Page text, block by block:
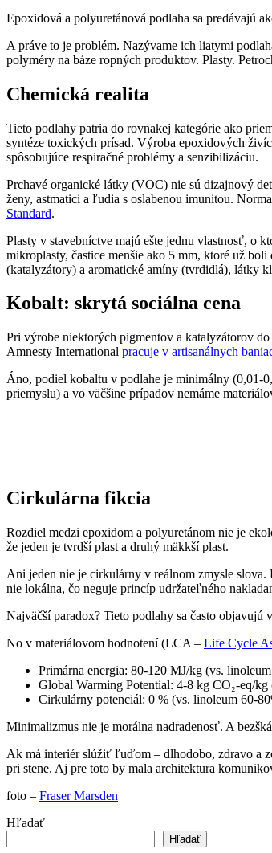
Epoxidová a polyuretánová podlaha sa predávajú
A práve to je problém. Nazývame ich liatymi
polyméry na báze ropných produktov. Plasty.
Chemická realita
Tieto podlahy patria do rovnakej kategórie ako
syntéze toxických prísad. Výroba epoxidových
spôsobujúce respiračné problémy a senzibilizáciu.
Prchavé organické látky (VOC) nie sú dizajnový
ženy, astmatici a ľudia s oslabenou imunitou. Norma
Standard.
Plasty v stavebníctve majú ešte jednu vlastnosť, o
mikroplasty, častice menšie ako 5 mm, ktoré už
(katalyzátory) a aromatické amíny (tvrdidlá), látky
Kobalt: skrytá sociálna cena
Pri výrobe niektorých pigmentov a katalyzátorov
Amnesty International pracuje v artisanálnych
Áno, podiel kobaltu v podlahe je minimálny (0,01-
priemyslu) a vo väčšine prípadov nemáme
Cirkulárna fikcia
Rozdiel medzi epoxidom a polyuretánom nie je
že jeden je tvrdší plast a druhý mäkkší plast.
Ani jeden nie je cirkulárny v reálnom zmysle
nie lokálna, čo neguje princíp udržateľného
Najväčší paradox? Tieto podlahy sa často
No v materiálovom hodnotení (LCA – Life Cycle
Primárna energia: 80-120 MJ/kg (vs.
Global Warming Potential: 4-8 kg CO₂-eq/
Cirkulárny potenciál: 0 % (vs. linoleum 60-
Minimalizmus nie je morálna nadradenosť. A
Ak má interiér slúžiť ľuďom – dlhodobo, zdravo a
pri stene. Aj pre toto by mala architektura
foto – Fraser Marsden
Hľadať
Hľadať